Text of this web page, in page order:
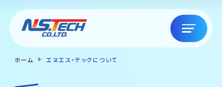
ホーム エヌエス・テックについて